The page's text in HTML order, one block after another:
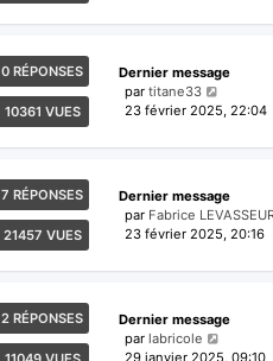
0 RÉPONSES
10361 VUES
Dernier message
par titane33
23 février 2025, 22:04
7 RÉPONSES
21457 VUES
Dernier message
par Fabrice
23 février 2025, 20:16
2 RÉPONSES
Dernier message
par labricole